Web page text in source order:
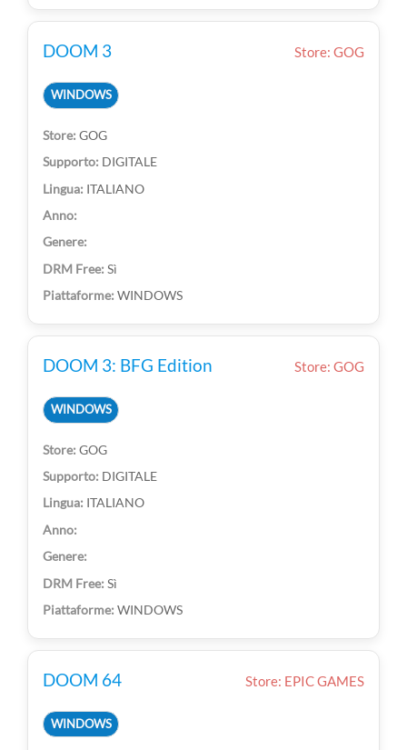
DOOM 3 Store: GOG
WINDOWS
GOG
DIGITALE
ITALIANO
Sì
WINDOWS
DOOM 3: BFG Edition Store: GOG
WINDOWS
GOG
DIGITALE
ITALIANO
Sì
WINDOWS
DOOM 64 Store: EPIC GAMES
WINDOWS